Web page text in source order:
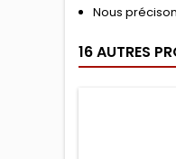
Nous
16 AUTRES